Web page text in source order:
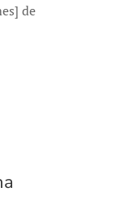
de